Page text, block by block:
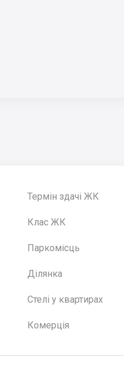
Термін здачі ЖК
Клас ЖК
Паркомісць
Ділянка
Стелі у квартирах
Комерція